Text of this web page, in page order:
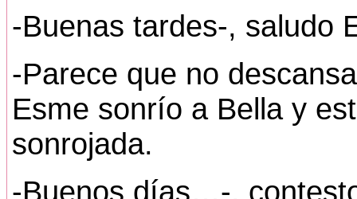
-Buenas tardes-, saludo
-Parece que no
Esme sonrío a Bella y
sonrojada.
-Buenos días…-,